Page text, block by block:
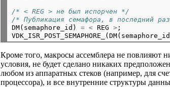
/* < REG > не был испорчен */
/* Публикация семафора, в последний
DM(semaphore_id) = < REG > ;
Кроме того, макросы ассемблера не повлияют
условия, не будет сделано никаких
любом из аппаратных стеков (например, для
процессора), и все внутренние структуры